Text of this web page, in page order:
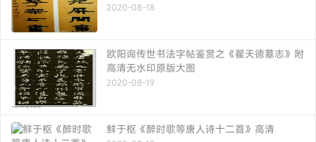
2020-08-18
欧阳询传世书法字帖鉴赏之《翟天德墓志》附
高清无水印原版大图
2020-08-19
鲜于枢《醉时歌等唐人诗十二首》高清